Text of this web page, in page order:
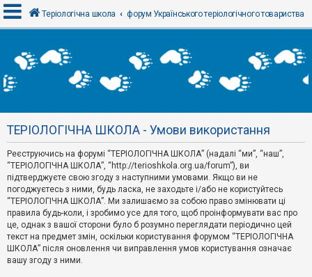
х
і
Р
є
с
т
р
а
ц
я
Т
Теріологічна школа форум Українського теріологічного товариства
ТЕРІОЛОГІЧНА ШКОЛА - Умови використання
Реєструючись на форумі “ТЕРІОЛОГІЧНА ШКОЛА” (надалі “ми”, “наш”,
“ТЕРІОЛОГІЧНА ШКОЛА”, “http://terioshkola.org.ua/forum”), ви
підтверджуєте свою згоду з наступними умовами. Якщо ви не
погоджуєтесь з ними, будь ласка, не заходьте і/або не користуйтесь
“ТЕРІОЛОГІЧНА ШКОЛА”. Ми залишаємо за собою право змінювати ці
правила будь-коли, і зробимо усе для того, щоб проінформувати вас про
це, однак з вашої сторони було б розумно переглядати періодично цей
текст на предмет змін, оскільки користування форумом “ТЕРІОЛОГІЧНА
ШКОЛА” після оновлення чи виправлення умов користування означає
вашу згоду з ними.